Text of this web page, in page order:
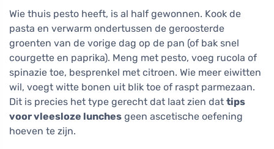
Wie thuis pesto heeft, is al half gewonnen. Kook de
pasta en verwarm ondertussen de geroosterde
groenten van de vorige dag op de pan (of bak snel
courgette en paprika). Meng met pesto, voeg rucola of
spinazie toe, besprenkel met citroen. Wie meer eiwitten
wil, voegt witte bonen uit blik toe of raspt parmezaan.
Dit is precies het type gerecht dat laat zien dat tips
voor vleesloze lunches geen ascetische oefening
hoeven te zijn.